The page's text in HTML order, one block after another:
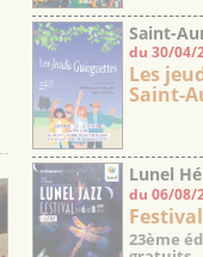
Saint-
du 30/04/
Les
Saint-
Lunel
du 06/08/
23ème